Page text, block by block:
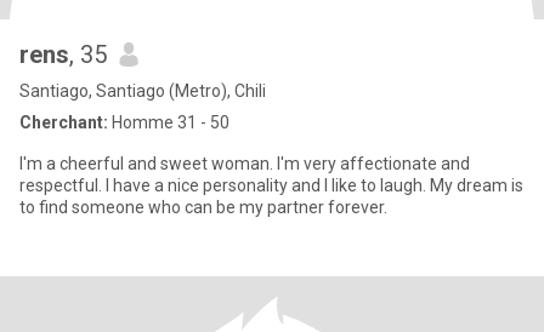
rens, 35
Santiago, Santiago (Metro), Chili
Cherchant: Homme 31 - 50
I'm a cheerful and sweet woman. I'm very affectionate and
respectful. I have a nice personality and I like to laugh. My dream is
to find someone who can be my partner forever.